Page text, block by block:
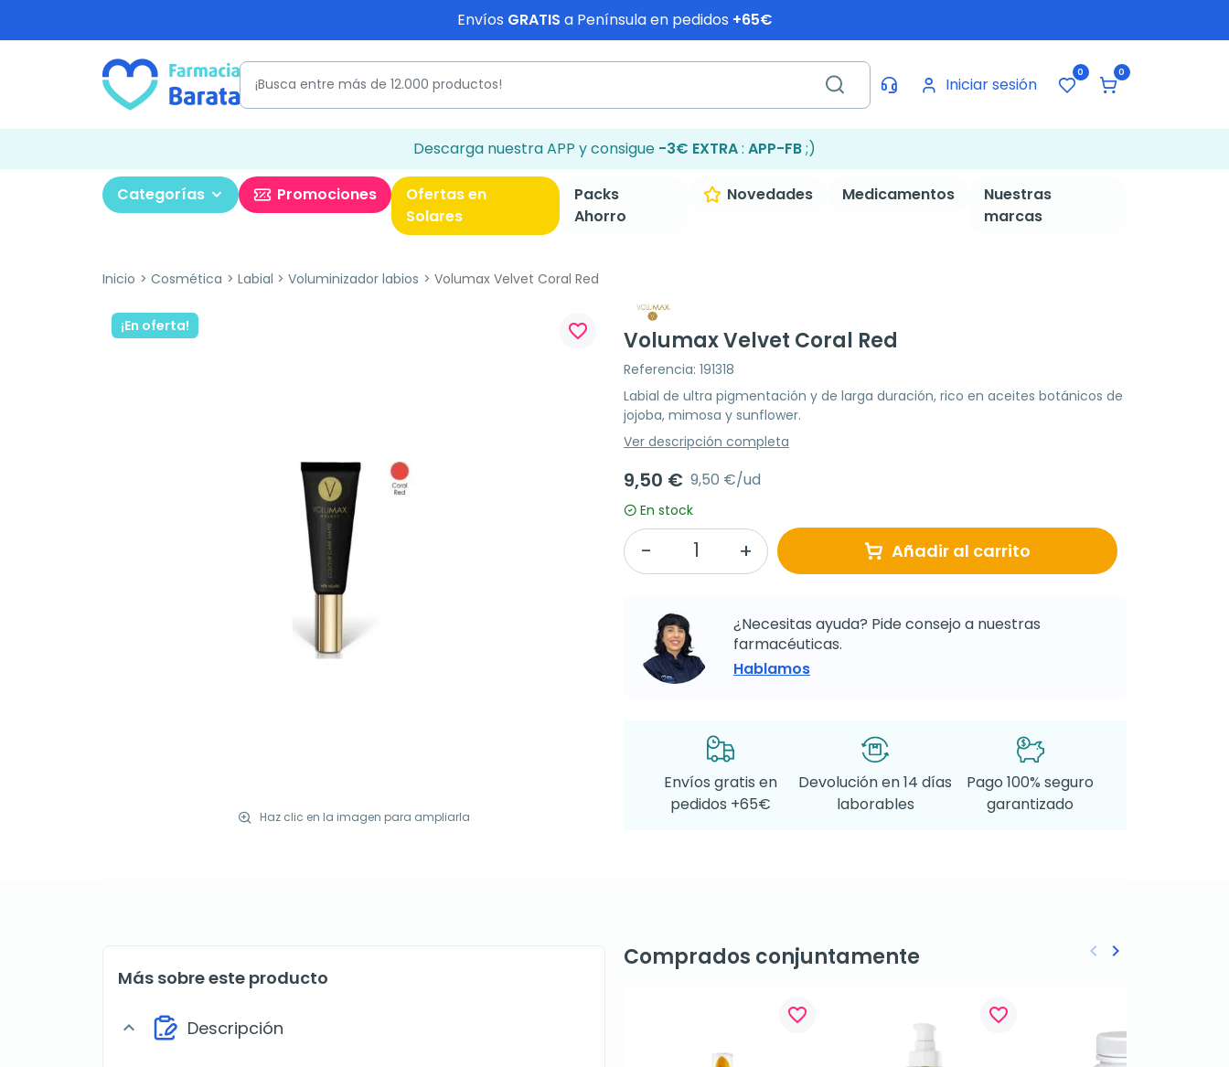
Envíos GRATIS a Península en pedidos +65€
Iniciar sesión
0 0
Descarga nuestra APP y consigue -3€ EXTRA: APP-FB;)
Categorías Promociones
Ofertas en
Solares
Packs
Ahorro
Novedades Medicamentos
Nuestras
marcas
Inicio Cosmética Labial Voluminizador labios Volumax Velvet Coral Red
¡En oferta!
Haz clic en la imagen para ampliarla
favorite_border Volumax Velvet Coral Red
Referencia: 191318
Labial de ultra pigmentación y de larga duración, rico en aceites botánicos de
jojoba, mimosa y sunflower.
Ver descripción completa
9,50 € 9,50 €/ud
En stock
Añadir al carrito
¿Necesitas ayuda? Pide consejo a nuestras
farmacéuticas.
Hablamos
Envíos gratis en
pedidos +65€
Devolución en 14 días
laborables
Pago 100% seguro
garantizado
Más sobre este producto
expand_more Descripción
Comprados conjuntamente
favorite_border favorite_border
Anterior
keyboard_arrow_left Siguiente
keyboard_arrow_right